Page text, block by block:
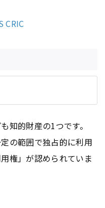
CRIC
知的財産の1つです。
の範囲で独占的に利用
権」が認められていま